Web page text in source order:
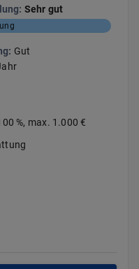
: Sehr gut
: Gut
%, max. 1.000 €